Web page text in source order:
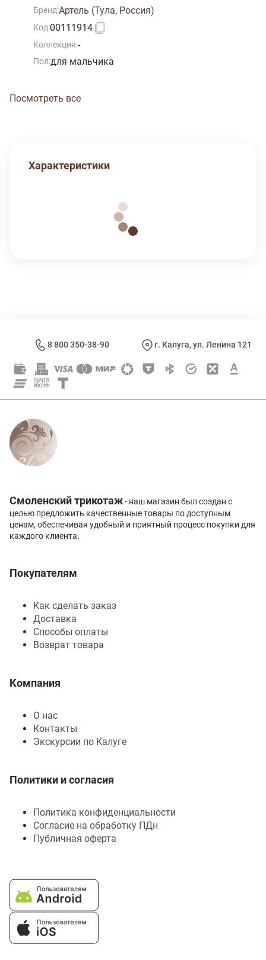
Бренд:Артель (Тула, Россия)
Код:00111914
Коллекция:-
Пол:для мальчика
Посмотреть все
Характеристики
8 800 350-38-90 г. Калуга, ул. Ленина 121
Смоленский трикотаж- наш магазин был создан с
целью предложить качественные товары по доступным
ценам, обеспечивая удобный и приятный процесс покупки для
каждого клиента.
Покупателям
Как сделать заказ
Доставка
Способы оплаты
Возврат товара
Компания
О нас
Контакты
Экскурсии по Калуге
Политики и согласия
Политика конфиденциальности
Согласие на обработку ПДн
Публичная оферта